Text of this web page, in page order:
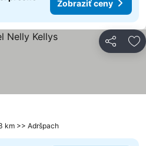
Zobraziť ceny
Zdieľať
km >> Adršpach